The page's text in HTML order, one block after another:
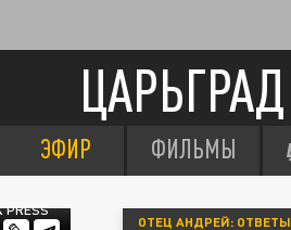
ЦАРЬГРАД
ЭФИР ФИЛЬМЫ
PRESS
ОТЕЦ АНДРЕЙ: ОТВЕТЫ